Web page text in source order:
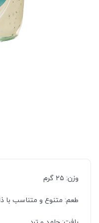
وزن: ۲۵ گرم
طعم: متنوع و متناسب با